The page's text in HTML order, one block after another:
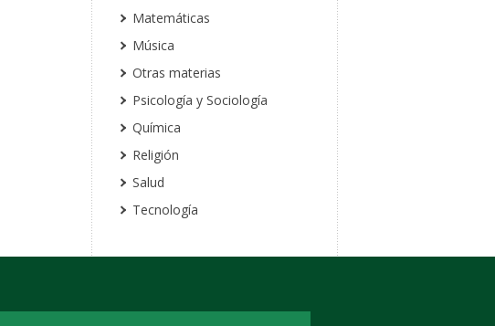
Matemáticas
Música
Otras materias
Psicología y Sociología
Química
Religión
Salud
Tecnología